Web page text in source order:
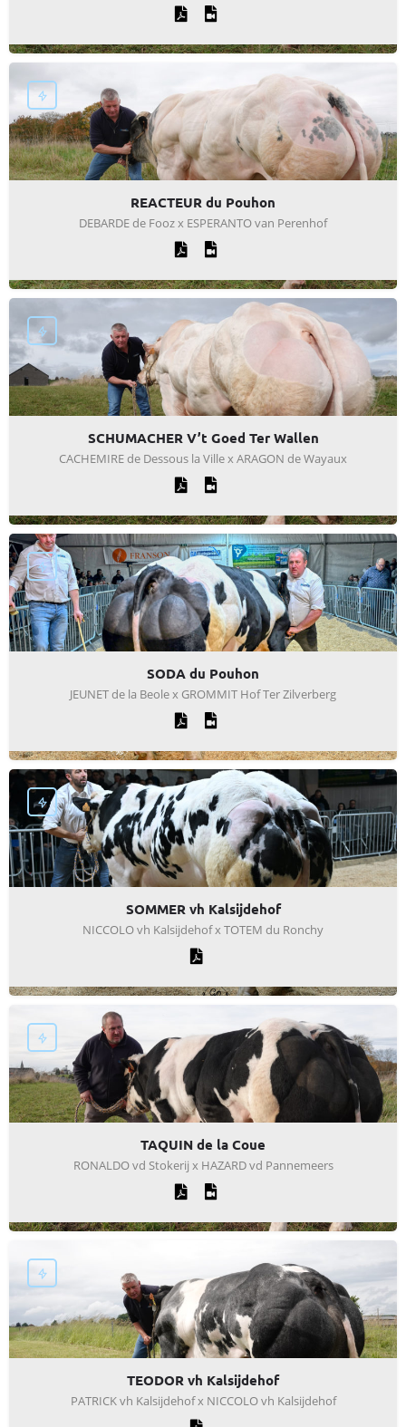
REACTEUR du Pouhon
DEBARDE de Fooz x ESPERANTO van Perenhof
SCHUMACHER V’t Goed Ter Wallen
CACHEMIRE de Dessous la Ville x ARAGON de Wayaux
SODA du Pouhon
JEUNET de la Beole x GROMMIT Hof Ter Zilverberg
SOMMER vh Kalsijdehof
NICCOLO vh Kalsijdehof x TOTEM du Ronchy
TAQUIN de la Coue
RONALDO vd Stokerij x HAZARD vd Pannemeers
TEODOR vh Kalsijdehof
PATRICK vh Kalsijdehof x NICCOLO vh Kalsijdehof